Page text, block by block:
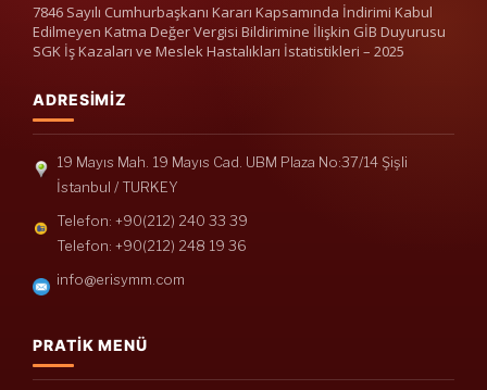
7846 Sayılı Cumhurbaşkanı Kararı Kapsamında İndirimi Kabul
Edilmeyen Katma Değer Vergisi Bildirimine İlişkin GİB Duyurusu
SGK İş Kazaları ve Meslek Hastalıkları İstatistikleri – 2025
ADRESIMIZ
19 Mayıs Mah. 19 Mayıs Cad. UBM Plaza No:37/14 Şişli
İstanbul / TURKEY
Telefon: +90(212) 240 33 39
Telefon: +90(212) 248 19 36
info@erisymm.com
PRATIK MENÜ